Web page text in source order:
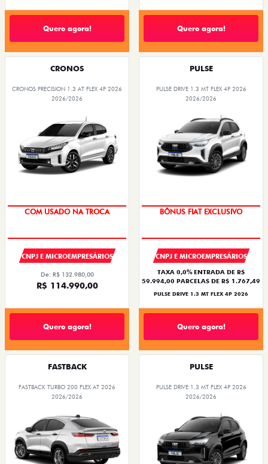
Quero agora! Quero agora!
CRONOS
CRONOS PRECISION 1.3 AT FLEX 4P 2026
2026/2026
COM USADO NA TROCA
CNPJ E MICROEMPRESÁRIOS
De: R$ 132.980,00
R$ 114.990,00
Quero agora!
PULSE
PULSE DRIVE 1.3 MT FLEX 4P 2026
2026/2026
BÔNUS FIAT EXCLUSIVO
CNPJ E MICROEMPRESÁRIOS
TAXA 0,0% ENTRADA DE R$
59.994,00 PARCELAS DE R$ 1.767,49
PULSE DRIVE 1.3 MT FLEX 4P 2026
Quero agora!
FASTBACK
FASTBACK TURBO 200 FLEX AT 2026
2026/2026
PULSE
PULSE DRIVE 1.3 MT FLEX 4P 2026
2026/2026